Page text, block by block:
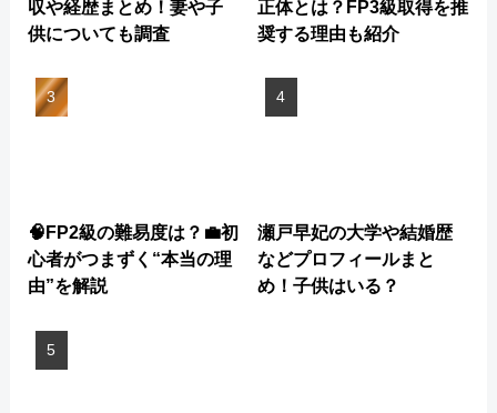
収や経歴まとめ！妻や子
供についても調査
正体とは？FP3級取得を推
奨する理由も紹介
🧠FP2級の難易度は？💼初
心者がつまずく“本当の理
由”を解説
瀬戸早妃の大学や結婚歴
などプロフィールまと
め！子供はいる？